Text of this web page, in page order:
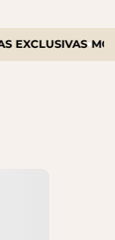
MODA